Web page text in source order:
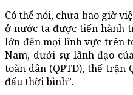
Có thể nói, chưa bao giờ
ở nước ta được tiến hành
lớn đến mọi lĩnh vực trên
Nam, dưới sự lãnh đạo
toàn dân (QPTD), thế trận
đấu thời bình”.